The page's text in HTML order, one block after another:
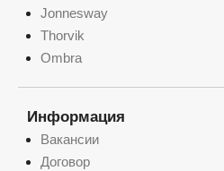
Jonnesway
Thorvik
Ombra
Информация
Вакансии
Договор